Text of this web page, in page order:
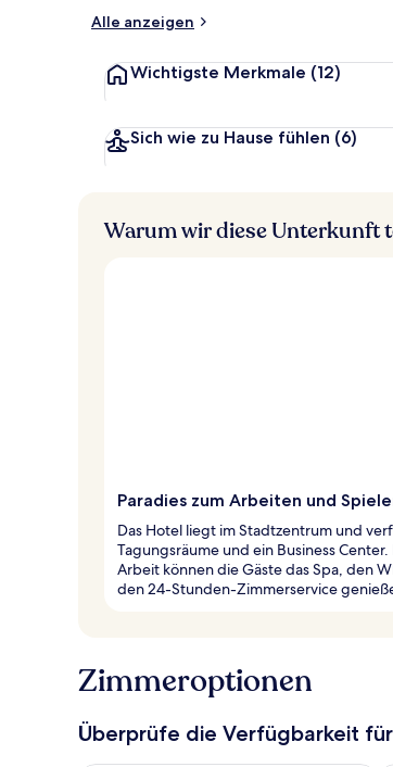
Alle anzeigen
Wichtigste Merkmale (12)
Sich wie zu Hause fühlen (6)
Warum wir diese Unterkunft
Paradies zum Arbeiten und
Das Hotel liegt im Stadtzentrum und
Tagungsräume und ein Business
Arbeit können die Gäste das Spa, den
den 24-Stunden-Zimmerservice
Zimmeroptionen
Überprüfe die Verfügbarkeit